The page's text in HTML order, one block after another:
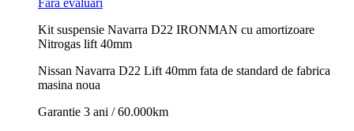
Fără evaluări
Kit suspensie Navarra D22 IRONMAN cu amortizoare
Nitrogas lift 40mm
Nissan Navarra D22 Lift 40mm fata de standard de fabrica
masina noua
Garantie 3 ani / 60.000km